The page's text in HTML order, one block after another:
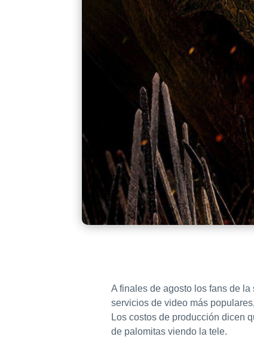
A finales de agosto los fans de la
servicios de video más populares,
Los costos de producción dicen
de palomitas viendo la tele.